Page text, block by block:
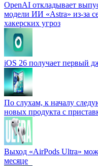
OpenAI откладывает
модели ИИ «Astra» из-за
хакерских угроз
iOS 26 получает первый
По слухам, к началу
новых продукта с
Выход «AirPods Ultra»
месяце